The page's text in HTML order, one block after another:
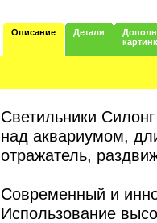
Описание Детали
Светильники
над аквариумом,
отражатель,
Современный и
Использование